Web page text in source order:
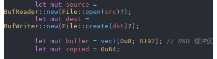
        let
mut source =
BufReader :: new( File :: open ( src )?);
        let
mut dest =
BufWriter :: new( File :: create (dst )?);
        let
mut buffer = vec! [0u8 ; 8192 ];
// 8KB 缓冲区
        let
mut copied = 0u64 ;